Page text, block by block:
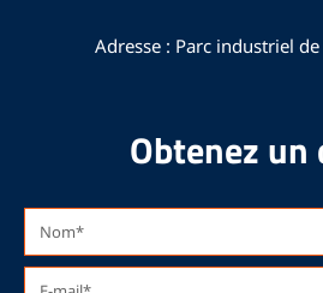
Adresse : Parc industriel
Obtenez